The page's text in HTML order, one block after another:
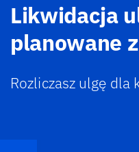
Likwidacja
planowane
Rozliczasz ulgę dla